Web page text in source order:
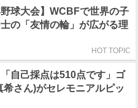
野球大会】WCBFで世界の子
の「友情の輪」が広がる理
HOT TOPIC
「自己採点は510点です」ゴ
希さん)がセレモニアルピッ